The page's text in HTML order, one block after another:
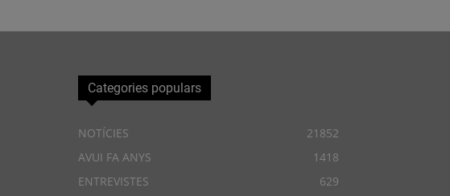
Categories populars
NOTÍCIES
21852
AVUI FA ANYS
1418
ENTREVISTES
629